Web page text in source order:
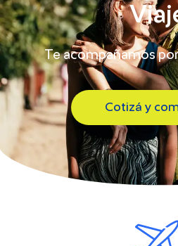
Te acompañamos
Cotizá y